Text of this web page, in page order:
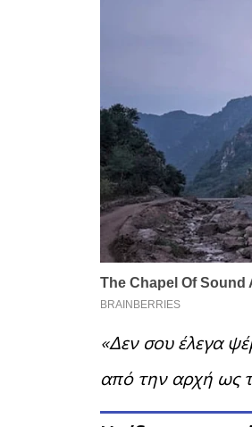
«Δεν σου έλεγα
από την αρχή ως